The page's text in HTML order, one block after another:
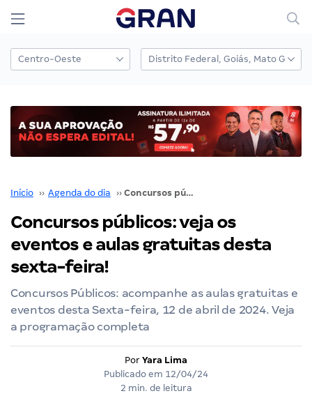
Início ›› Agenda do dia ›› Concursos públicos: veja os eventos e aulas gratuitas desta sexta-feira!
Concursos públicos: veja os
eventos e aulas gratuitas desta
sexta-feira!
Concursos Públicos: acompanhe as aulas gratuitas e
eventos desta Sexta-feira, 12 de abril de 2024. Veja
a programação completa
Por Yara Lima
Publicado em 12/04/24
2 min. de leitura